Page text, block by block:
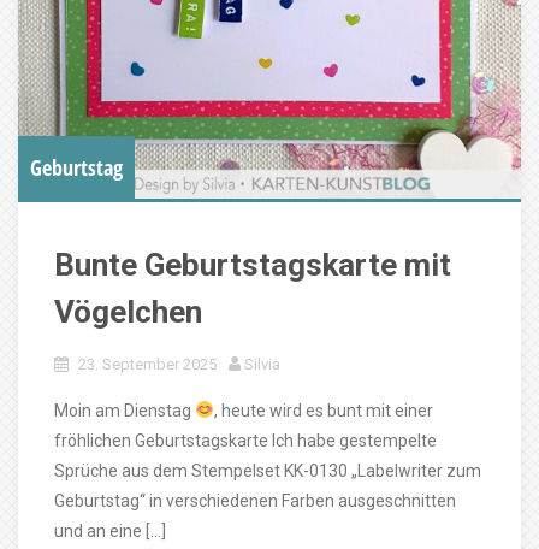
Geburtstag
Bunte Geburtstagskarte mit
Vögelchen
23. September 2025 Silvia
Moin am Dienstag
, heute wird es bunt mit einer
fröhlichen Geburtstagskarte Ich habe gestempelte
Sprüche aus dem Stempelset KK-0130 „Labelwriter zum
Geburtstag“ in verschiedenen Farben ausgeschnitten
und an eine […]